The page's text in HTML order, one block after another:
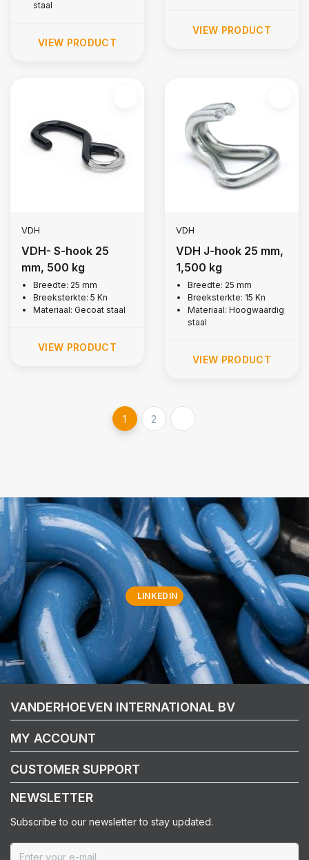
staal
VIEW PRODUCT
VIEW PRODUCT
VDH
VDH- S-hook 25
mm, 500 kg
Breedte: 25 mm
Breeksterkte: 5 Kn
Materiaal: Gecoat staal
VIEW PRODUCT
VDH
VDH J-hook 25 mm,
1,500 kg
Breedte: 25 mm
Breeksterkte: 15 Kn
Materiaal: Hoogwaardig
staal
VIEW PRODUCT
1 2
LINKEDIN
VANDERHOEVEN INTERNATIONAL BV
MY ACCOUNT
CUSTOMER SUPPORT
NEWSLETTER
Subscribe to our newsletter to stay updated.